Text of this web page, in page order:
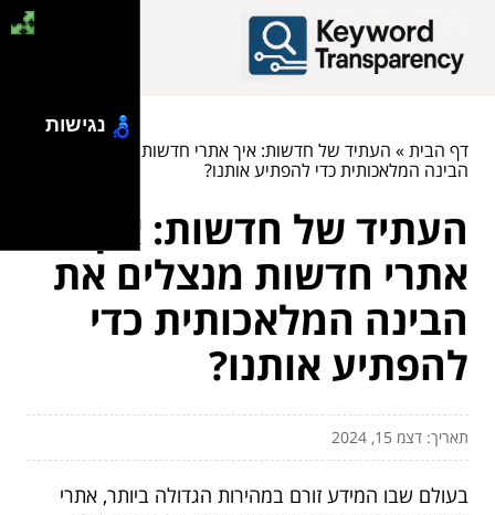
דף הבית» העתיד של חדשות: איך אתרי חדשות מנצלים את
הבינה המלאכותית כדי להפתיע אותנו?
העתיד של חדשות: איך
אתרי חדשות מנצלים את
הבינה המלאכותית כדי
להפתיע אותנו?
תאריך: דצמ 15, 2024
בעולם שבו המידע זורם במהירות הגדולה ביותר, אתרי
נגישות